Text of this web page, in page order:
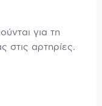
για τη
στις αρτηρίες.